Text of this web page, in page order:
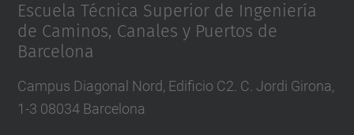
Escuela Técnica Superior de Ingeniería
de Caminos, Canales y Puertos de
Barcelona
Campus Diagonal Nord, Edificio C2. C. Jordi Girona,
1-3 08034 Barcelona